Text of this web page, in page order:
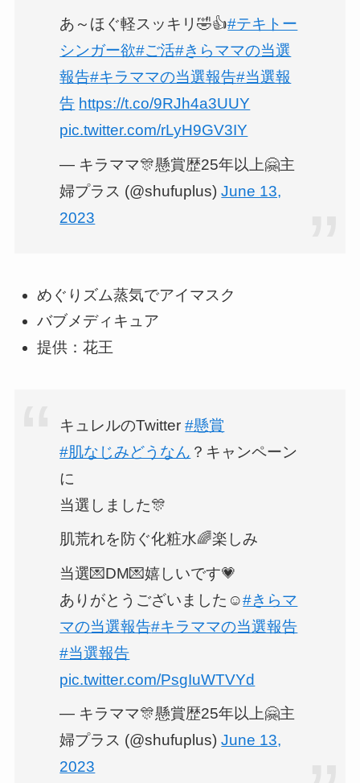
あ～ほぐ軽スッキリ🤣👍#テキトー
シンガー欲#ご活#きらママの当選
報告#キラママの当選報告#当選報
告 https://t.co/9RJh4a3UUY
pic.twitter.com/rLyH9GV3IY
— キラママ🎊懸賞歴25年以上🤗主
婦プラス (@shufuplus)June 13,
2023
めぐりズム蒸気でアイマスク
バブメディキュア
提供：花王
キュレルのTwitter#懸賞
#肌なじみどうなん ？キャンペーン
に
当選しました🎊
肌荒れを防ぐ化粧水🌈楽しみ
当選💌DM💌嬉しいです💗
ありがとうございました☺️#きらマ
マの当選報告#キラママの当選報告
#当選報告
pic.twitter.com/PsgIuWTVYd
— キラママ🎊懸賞歴25年以上🤗主
婦プラス (@shufuplus)June 13,
2023